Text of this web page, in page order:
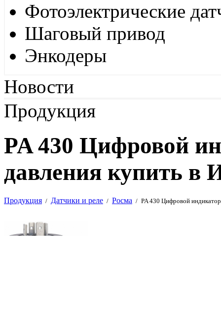
Фотоэлектрические
Шаговый привод
Энкодеры
Новости
Продукция
PA 430 Цифровой
давления купить в
Продукция / Датчики и реле / Росма / PA 430 Цифровой